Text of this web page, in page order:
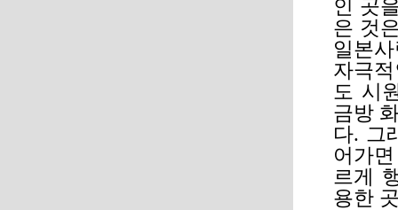
인 곳
은 것
일본
자극
도 시
금방
다. 그
어가
르게
용한